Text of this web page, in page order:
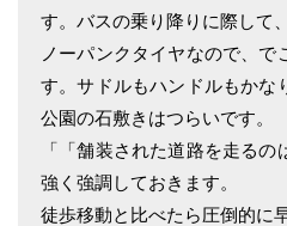
す。バスの乗り降りに際して
ノーパンクタイヤなので、
す。サドルもハンドルもかな
公園の石敷きはつらいです。
「「舗装された道路を走る
強く強調しておきます。
徒歩移動と比べたら圧倒的に